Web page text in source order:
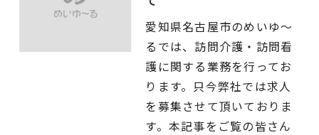
愛知県名古屋市のめいゆ～
るでは、訪問介護・訪問看
護に関する業務を行ってお
ります。只今弊社では求人
を募集させて頂いておりま
す。本記事をご覧の皆さん